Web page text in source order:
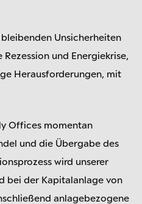
Unsicherheiten
und Energiekrise,
Herausforderungen, mit
Offices momentan
und die Übergabe des
wird unserer
bei der Kapitalanlage von
anlagebezogene